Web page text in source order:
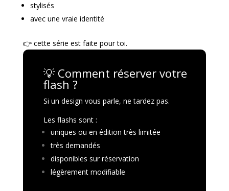
stylisés
avec une vraie identité
👉 cette série est faite pour toi.
💡 Comment réserver votre
flash ?
Si un design vous parle, ne tardez pas.
Les flashs sont :
uniques ou en édition très limitée
très demandés
disponibles sur réservation
légèrement modifiable